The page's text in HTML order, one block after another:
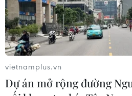
vietnamplus.vn
Dự án mở rộng đường